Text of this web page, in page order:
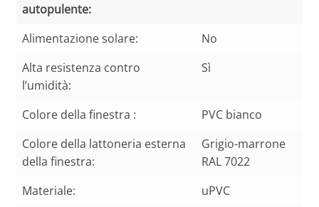
autopulente:
Vetro esterno con pellicola
Non applicabile
Alimentazione solare:
No
Alta resistenza contro
l’umidità:
Sì
Colore della finestra :
PVC bianco
Colore della lattoneria esterna
della finestra:
Grigio-marrone
RAL 7022
Materiale:
uPVC